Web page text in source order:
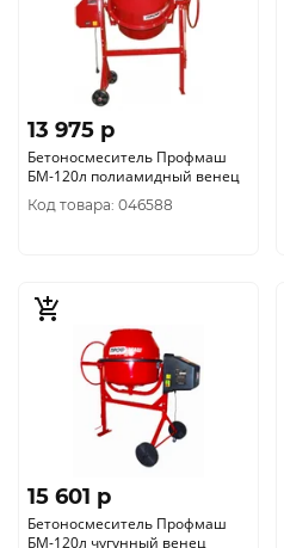
13 975 p
Бетоносмеситель Профмаш
БМ-120л полиамидный венец
Код товара: 046588
15 601 p
Бетоносмеситель Профмаш
БМ-120л чугунный венец